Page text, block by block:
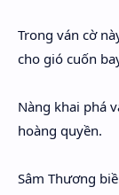
Trong ván cờ
cho gió cuốn
Nàng khai phá
hoàng quyền.
Sâm Thương